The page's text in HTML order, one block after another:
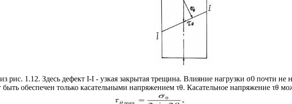
рис. 1.12. Здесь дефект I-I - узкая закрытая трещина. Влияние нагрузки σ0 почти не
обеспечен только касательными напряжением τθ. Касательное напряжение τθ